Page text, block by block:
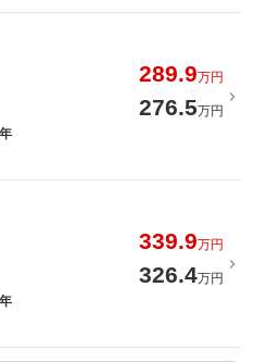
289.9万円
276.5万円
339.9万円
326.4万円